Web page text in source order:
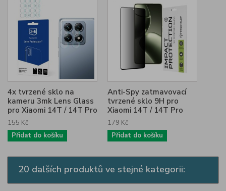
4x tvrzené sklo na
kameru 3mk Lens Glass
pro Xiaomi 14T / 14T Pro
155 Kč
Přidat do košíku
Anti-Spy zatmavovací
tvrzené sklo 9H pro
Xiaomi 14T / 14T Pro
179 Kč
Přidat do košíku
20 dalších produktů ve stejné kategorii: